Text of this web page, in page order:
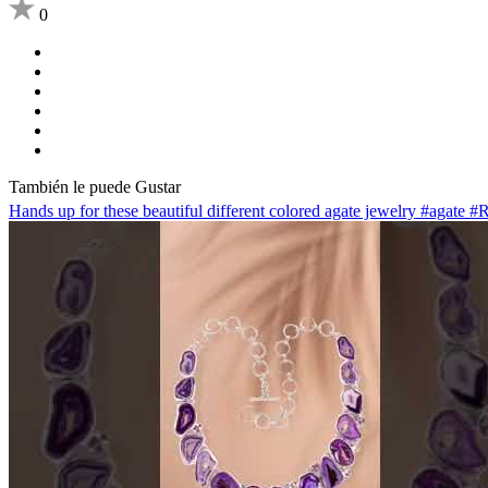
0
También le puede Gustar
Hands up for these beautiful different colored agate jewelry #agate